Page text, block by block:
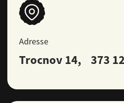
Adresse
Trocnov 14, 373